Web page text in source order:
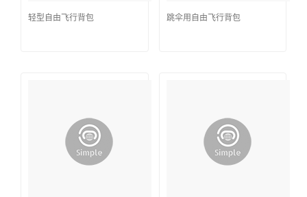
轻型自由飞行背包 跳伞用自由飞行背包